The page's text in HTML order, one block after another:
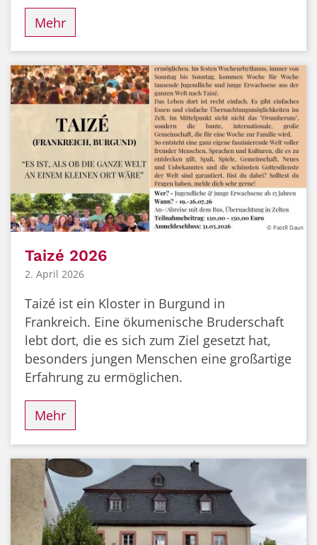
Mehr
© PastR Daun
Taizé 2026
2. April 2026
Taizé ist ein Kloster in Burgund in
Frankreich. Eine ökumenische Bruderschaft
lebt dort, die es sich zum Ziel gesetzt hat,
besonders jungen Menschen eine großartige
Erfahrung zu ermöglichen.
Mehr